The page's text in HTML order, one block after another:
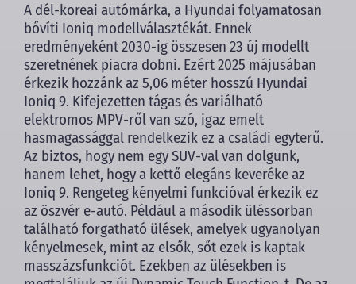
A dél-koreai autómárka, a Hyundai folyamatosan
bővíti Ioniq modellválasztékát. Ennek
eredményeként 2030-ig összesen 23 új modellt
szeretnének piacra dobni. Ezért 2025 májusában
érkezik hozzánk az 5,06 méter hosszú Hyundai
Ioniq 9. Kifejezetten tágas és variálható
elektromos MPV-ről van szó, igaz emelt
hasmagassággal rendelkezik ez a családi egyterű.
Az biztos, hogy nem egy SUV-val van dolgunk,
hanem lehet, hogy a kettő elegáns keveréke az
Ioniq 9. Rengeteg kényelmi funkcióval érkezik ez
az öszvér e-autó. Például a második üléssorban
található forgatható ülések, amelyek ugyanolyan
kényelmesek, mint az elsők, sőt ezek is kaptak
masszázsfunkciót. Ezekben az ülésekben is